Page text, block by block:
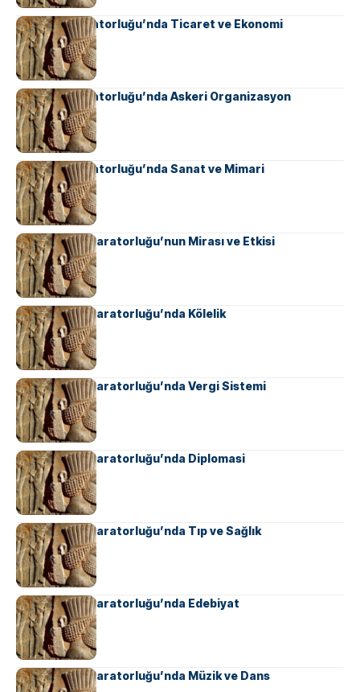
Sasani İmparatorluğu’nda Ticaret ve Ekonomi
Sasani İmparatorluğu’nda Askeri Organizasyon
Sasani İmparatorluğu’nda Sanat ve Mimari
Ahameniş İmparatorluğu’nun Mirası ve Etkisi
Ahameniş İmparatorluğu’nda Kölelik
Ahameniş İmparatorluğu’nda Vergi Sistemi
Ahameniş İmparatorluğu’nda Diplomasi
Ahameniş İmparatorluğu’nda Tıp ve Sağlık
Ahameniş İmparatorluğu’nda Edebiyat
Ahameniş İmparatorluğu’nda Müzik ve Dans